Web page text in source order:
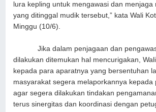
lura kepling untuk mengawasi dan menjaga
yang ditinggal mudik tersebut,” kata Wali
Minggu (10/6).
Jika dalam penjagaan dan
dilakukan ditemukan hal mencurigakan,
kepada para aparatnya yang bersentuhan
masyarakat segera melaporkannya kepada
agar segera dilakukan tindakan
terus sinergitas dan koordinasi dengan